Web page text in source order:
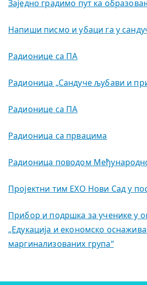
Заједно градимо пут ка
Напиши писмо и убаци га у
Радионице са ПА
Радионица „Сандуче љубави и
Радионице са ПА
Радионица са првацима
Радионица поводом
Пројектни тим ЕХО Нови Сад у
Прибор и подршка за ученике у
„Едукација и економско
маргинализованих група“